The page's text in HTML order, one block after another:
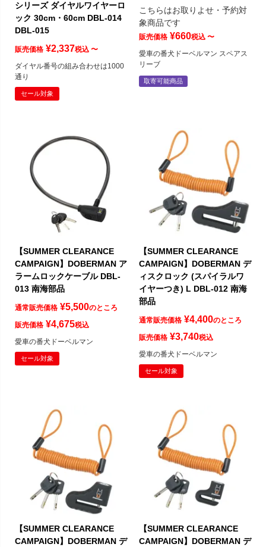
シリーズ ダイヤルワイヤーロ
ック 30cm・60cm DBL-014
DBL-015
販売価格 ¥2,337税込 〜
ダイヤル番号の組み合わせは1000
通り
セール対象
こちらはお取りよせ・予約対
象商品です
販売価格 ¥660税込 〜
愛車の番犬ドーベルマン スペアス
リーブ
取寄可能商品
【SUMMER CLEARANCE
CAMPAIGN】DOBERMAN ア
ラームロックケーブル DBL-
013 南海部品
通常販売価格 ¥5,500のところ
販売価格 ¥4,675税込
愛車の番犬ドーベルマン
セール対象
【SUMMER CLEARANCE
CAMPAIGN】DOBERMAN デ
ィスクロック (スパイラルワ
イヤーつき) L DBL-012 南海
部品
通常販売価格 ¥4,400のところ
販売価格 ¥3,740税込
愛車の番犬ドーベルマン
セール対象
【SUMMER CLEARANCE
CAMPAIGN】DOBERMAN デ
【SUMMER CLEARANCE
CAMPAIGN】DOBERMAN デ